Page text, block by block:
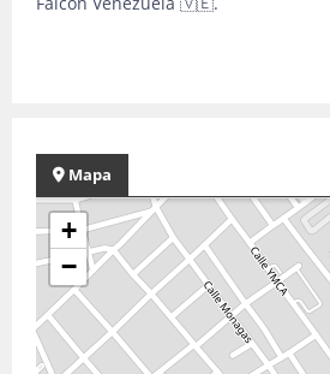
Mapa
+
−